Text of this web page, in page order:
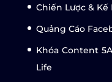
Chiến Lược &
Quảng Cáo
Khóa Content
Life